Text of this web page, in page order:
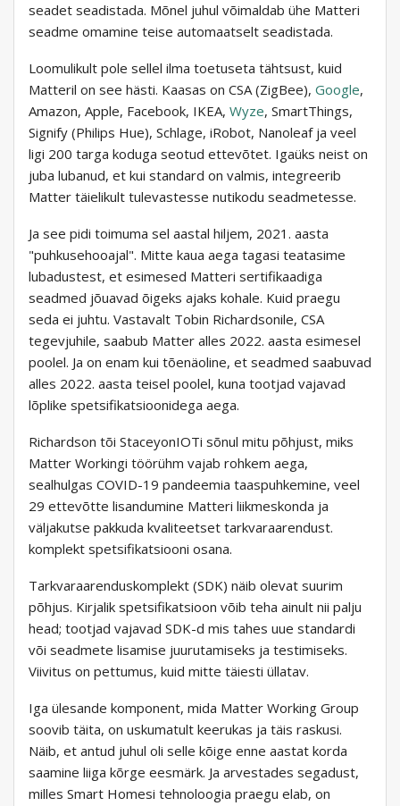
seadet seadistada. Mõnel juhul võimaldab ühe Matteri
seadme omamine teise automaatselt seadistada.
Loomulikult pole sellel ilma toetuseta tähtsust, kuid
Matteril on see hästi. Kaasas on CSA (ZigBee), Google,
Amazon, Apple, Facebook, IKEA, Wyze, SmartThings,
Signify (Philips Hue), Schlage, iRobot, Nanoleaf ja veel
ligi 200 targa koduga seotud ettevõtet. Igaüks neist on
juba lubanud, et kui standard on valmis, integreerib
Matter täielikult tulevastesse nutikodu seadmetesse.
Ja see pidi toimuma sel aastal hiljem, 2021. aasta
"puhkusehooajal". Mitte kaua aega tagasi teatasime
lubadustest, et esimesed Matteri sertifikaadiga
seadmed jõuavad õigeks ajaks kohale. Kuid praegu
seda ei juhtu. Vastavalt Tobin Richardsonile, CSA
tegevjuhile, saabub Matter alles 2022. aasta esimesel
poolel. Ja on enam kui tõenäoline, et seadmed saabuvad
alles 2022. aasta teisel poolel, kuna tootjad vajavad
lõplike spetsifikatsioonidega aega.
Richardson tõi StaceyonIOTi sõnul mitu põhjust, miks
Matter Workingi töörühm vajab rohkem aega,
sealhulgas COVID-19 pandeemia taaspuhkemine, veel
29 ettevõtte lisandumine Matteri liikmeskonda ja
väljakutse pakkuda kvaliteetset tarkvaraarendust.
komplekt spetsifikatsiooni osana.
Tarkvaraarenduskomplekt (SDK) näib olevat suurim
põhjus. Kirjalik spetsifikatsioon võib teha ainult nii palju
head; tootjad vajavad SDK-d mis tahes uue standardi
või seadmete lisamise juurutamiseks ja testimiseks.
Viivitus on pettumus, kuid mitte täiesti üllatav.
Iga ülesande komponent, mida Matter Working Group
soovib täita, on uskumatult keerukas ja täis raskusi.
Näib, et antud juhul oli selle kõige enne aastat korda
saamine liiga kõrge eesmärk. Ja arvestades segadust,
milles Smart Homesi tehnoloogia praegu elab, on